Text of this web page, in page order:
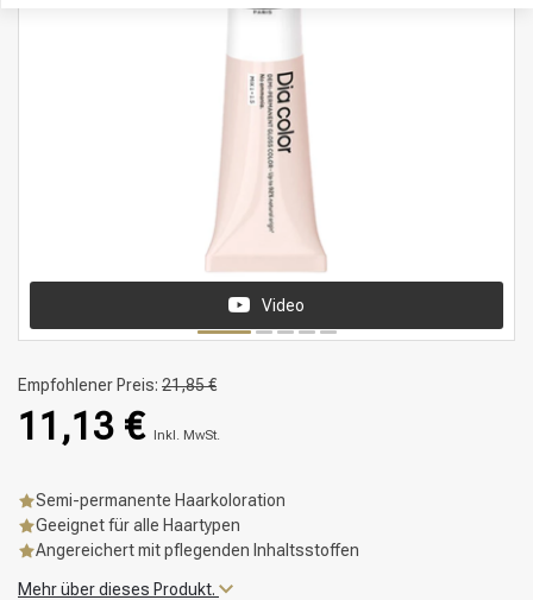
Video
Empfohlener Preis: 21,85 €
11,13 € Inkl. MwSt.
Semi-permanente Haarkoloration
Geeignet für alle Haartypen
Angereichert mit pflegenden Inhaltsstoffen
Mehr über dieses Produkt.